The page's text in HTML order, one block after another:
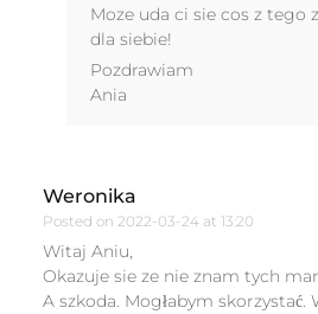
Moze uda ci sie cos z tego
dla siebie!
Pozdrawiam
Ania
Weronika
Posted on2022-03-24 at 13:20
Witaj Aniu,
Okazuje sie ze nie znam tych
A szkoda. Mogłabym skorzystać.